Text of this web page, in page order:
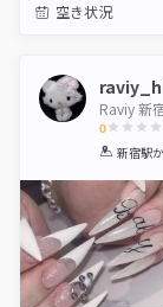
空き状況
Raviy 新
0
1 2 3 4
新宿駅